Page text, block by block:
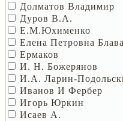
Долматов Владимир
Дуров В.А.
Е.М.Юхименко
Елена Петровна
Ермаков
И. Н. Божерянов
И.А. Ларин-
Иванов И Фербер
Игорь Юркин
Исаев А.